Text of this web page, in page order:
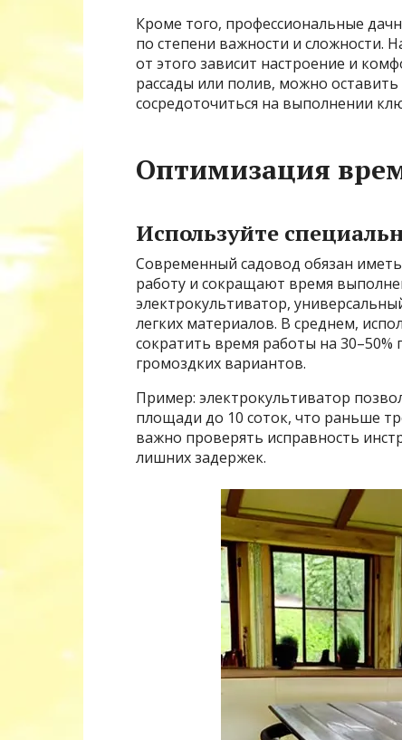
Кроме того, профессиональные
по степени важности и сложности.
от этого зависит настроение и
рассады или полив, можно
сосредоточиться на выполнении
Оптимизация
Используйте
Современный садовод обязан
работу и сокращают время
электрокультиватор,
легких материалов. В среднем,
сократить время работы на
громоздких вариантов.
Пример: электрокультиватор
площади до 10 соток, что раньше
важно проверять исправность
лишних задержек.